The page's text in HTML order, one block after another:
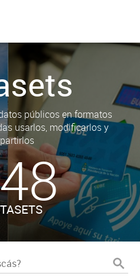
públicos en formatos
usarlos, modificarlos y